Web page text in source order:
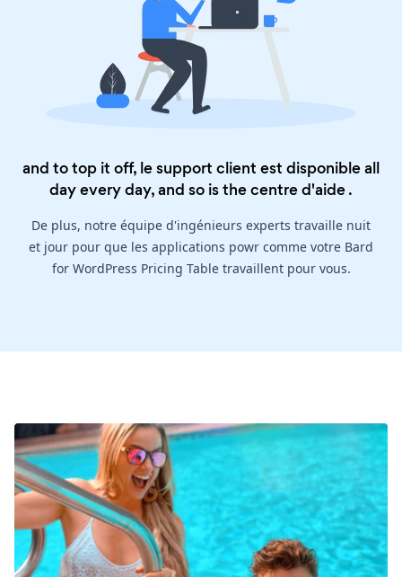
and to top it off, le support client est disponible all
day every day, and so is thecentre d'aide.
De plus, notre équipe d'ingénieurs experts travaille nuit
et jour pour que les applications powr comme votre Bard
for WordPress Pricing Table travaillent pour vous.